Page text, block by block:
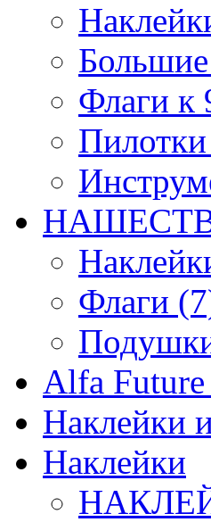
Флаги к
Флаги
Alfa Future
Наклейки
Наклейки